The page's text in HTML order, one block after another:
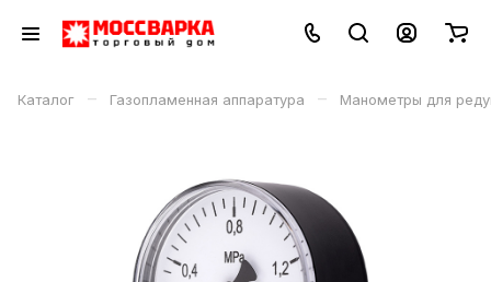
Каталог – Газопламенная аппаратура – Манометры для